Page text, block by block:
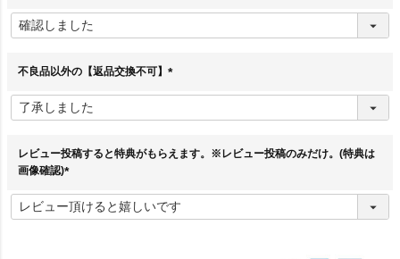
須
不良品以外の【返品交換不可】
須
レビュー投稿すると特典がもらえます。※レビュー投稿のみだけ。(特典は
画像確認)
必
須